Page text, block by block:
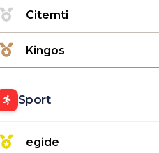
Citemti
Kingos
Sport
egide